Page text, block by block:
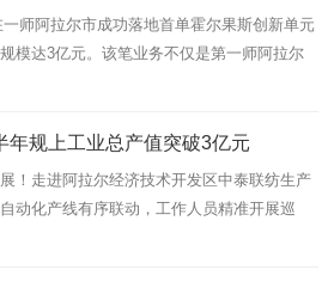
师阿拉尔市成功落地首单霍尔果斯创新单元
模达3亿元。该笔业务不仅是第一师阿拉尔
标志着跨境金融产品在本地金融功能区取得
年规上工业总产值突破3亿元
！走进阿拉尔经济技术开发区中泰联纺生产
动化产线有序联动，工作人员精准开展巡
出蓬勃向上的发展态势。中泰联纺依托兵地